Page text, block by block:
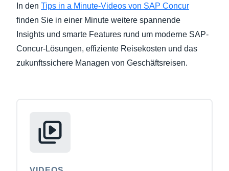
In den Tips in a Minute-Videos von SAP Concur
finden Sie in einer Minute weitere spannende
Insights und smarte Features rund um moderne SAP-
Concur-Lösungen, effiziente Reisekosten und das
zukunftssichere Managen von Geschäftsreisen.